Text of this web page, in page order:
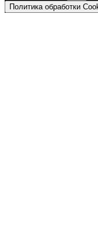
Политика обработки